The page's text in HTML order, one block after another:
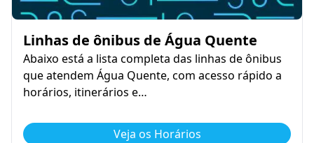
Linhas de ônibus de Água Quente
Abaixo está a lista completa das linhas de ônibus
que atendem Água Quente, com acesso rápido a
horários, itinerários e…
Veja os Horários